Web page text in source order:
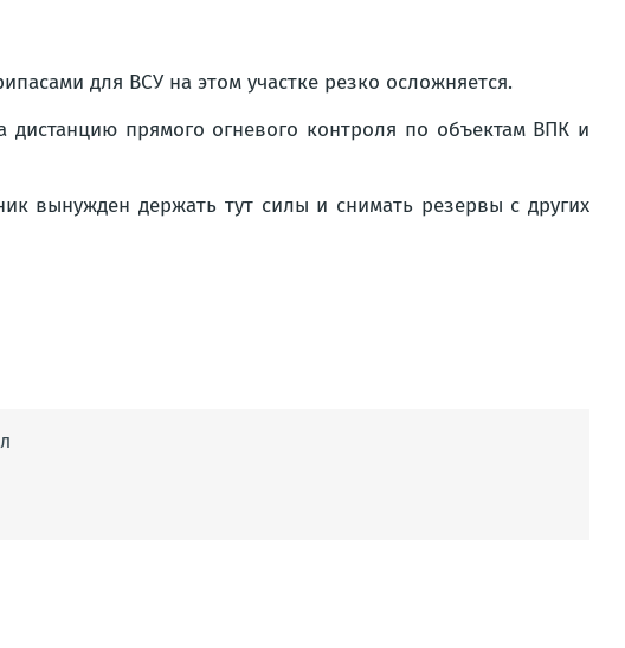
для ВСУ на этом участке резко осложняется.
прямого огневого контроля по объектам ВПК и
вынужден держать тут силы и снимать резервы с других